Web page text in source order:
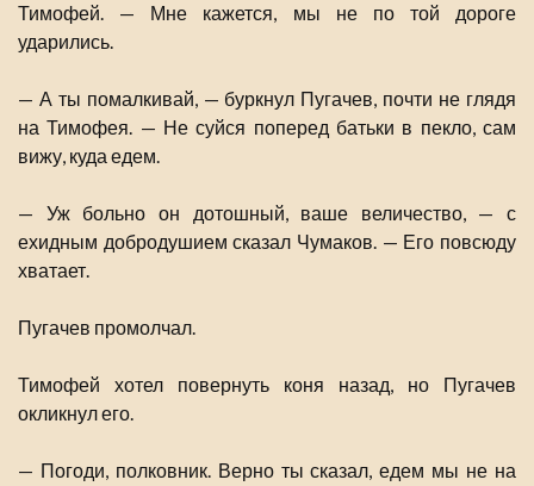
Тимофей. — Мне кажется, мы не по той дороге
ударились.
— А ты помалкивай, — буркнул Пугачев, почти не глядя
на Тимофея. — Не суйся поперед батьки в пекло, сам
вижу, куда едем.
— Уж больно он дотошный, ваше величество, — с
ехидным добродушием сказал Чумаков. — Его повсюду
хватает.
Пугачев промолчал.
Тимофей хотел повернуть коня назад, но Пугачев
окликнул его.
— Погоди, полковник. Верно ты сказал, едем мы не на